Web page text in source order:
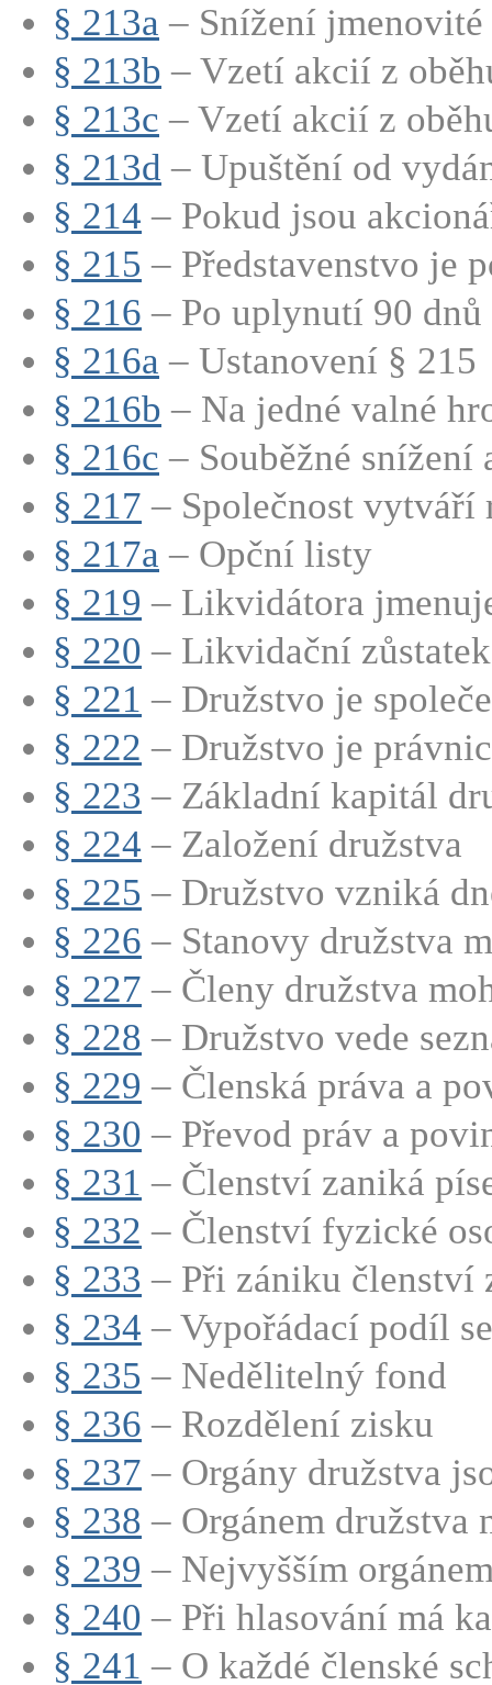
§ 213a – Snížení
§ 213b – Vzetí akcií z
§ 213c – Vzetí akcií z
§ 213d – Upuštění od
§ 214 – Pokud jsou
§ 215 – Představenstvo je
§ 216 – Po uplynutí 90
§ 216a – Ustanovení § 215
§ 216b – Na jedné valné
§ 216c – Souběžné snížení
§ 217 – Společnost vytváří
§ 217a – Opční listy
§ 219 – Likvidátora
§ 220 – Likvidační
§ 221 – Družstvo je
§ 222 – Družstvo je
§ 223 – Základní kapitál
§ 224 – Založení družstva
§ 225 – Družstvo vzniká
§ 226 – Stanovy družstva
§ 227 – Členy družstva
§ 228 – Družstvo vede
§ 229 – Členská práva a
§ 230 – Převod práv a
§ 231 – Členství zaniká
§ 232 – Členství fyzické
§ 233 – Při zániku členství
§ 234 – Vypořádací podíl
§ 235 – Nedělitelný fond
§ 236 – Rozdělení zisku
§ 237 – Orgány družstva
§ 238 – Orgánem družstva
§ 239 – Nejvyšším
§ 240 – Při hlasování má
§ 241 – O každé členské